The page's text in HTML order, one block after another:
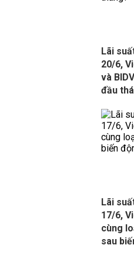
Lãi
20/6,
và
đầu
Lãi
17/6,
cùng
sau